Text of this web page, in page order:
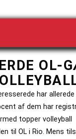
OL-
har
af dem har
topper volleyball
til OL i Rio. Mens